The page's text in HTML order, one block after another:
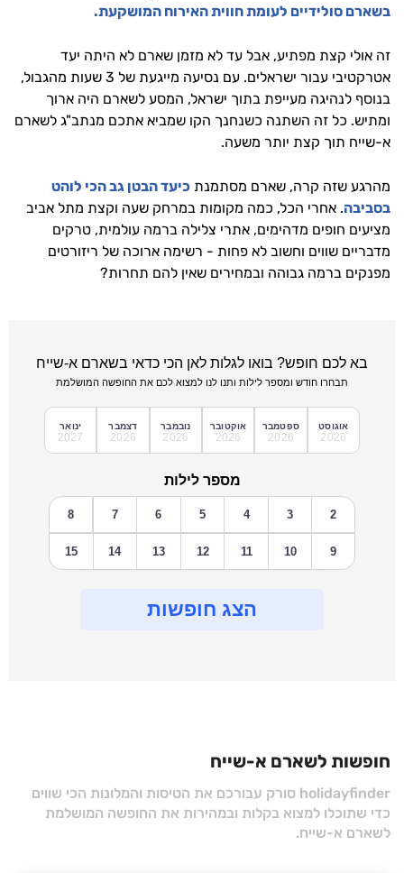
בשארם סולידיים לעומת חווית האירוח המושקעת.
זה אולי קצת מפתיע, אבל עד לא מזמן שארם לא היתה יעד
אטרקטיבי עבור ישראלים. עם נסיעה מייגעת של 3 שעות מהגבול,
בנוסף לנהיגה מעייפת בתוך ישראל, המסע לשארם היה ארוך
ומתיש. כל זה השתנה כשנחנך הקו שמביא אתכם מנתב"ג לשארם
א-שייח תוך קצת יותר משעה.
מהרגע שזה קרה, שארם מסתמנת כיעד הבטן גב הכי לוהט
בסביבה. אחרי הכל, כמה מקומות במרחק שעה וקצת מתל אביב
מציעים חופים מדהימים, אתרי צלילה ברמה עולמית, טרקים
מדבריים שווים וחשוב לא פחות - רשימה ארוכה של ריזורטים
מפנקים ברמה גבוהה ובמחירים שאין להם תחרות?
חופשות לשארם א-שייח
holidayfinder סורק עבורכם את הטיסות והמלונות הכי שווים
כדי שתוכלו למצוא בקלות ובמהירות את החופשה המושלמת
לשארם א-שייח.